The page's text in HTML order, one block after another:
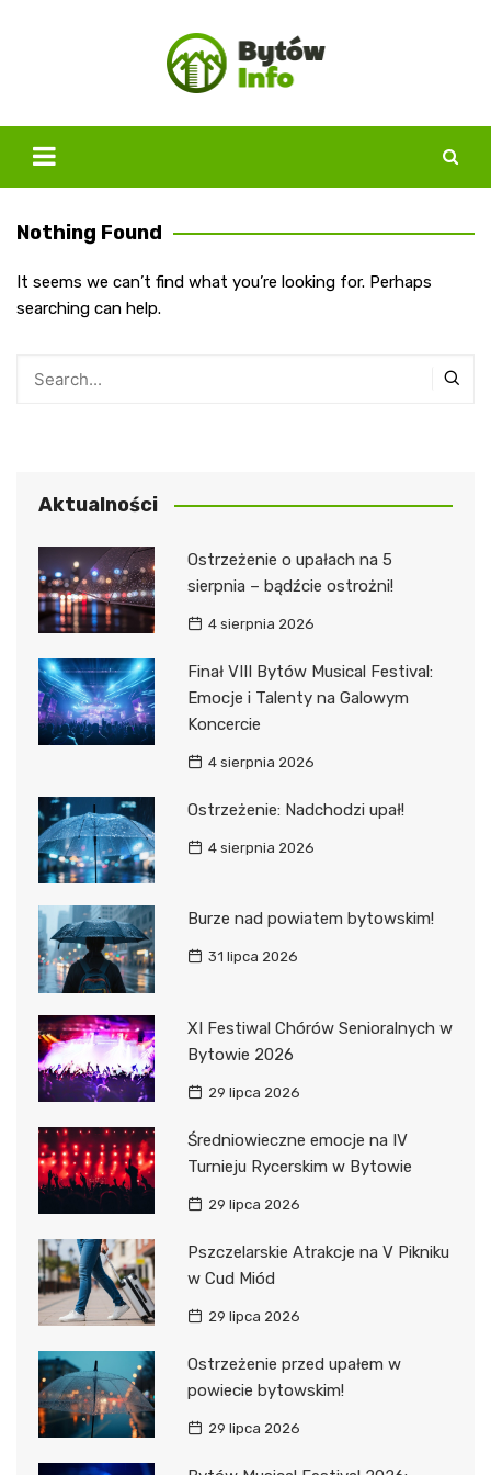
Nothing Found
It seems we can’t find what you’re looking for. Perhaps
searching can help.
Aktualności
Ostrzeżenie o upałach na 5
sierpnia – bądźcie ostrożni!
4 sierpnia 2026
Finał VIII Bytów Musical Festival:
Emocje i Talenty na Galowym
Koncercie
4 sierpnia 2026
Ostrzeżenie: Nadchodzi upał!
4 sierpnia 2026
Burze nad powiatem bytowskim!
31 lipca 2026
XI Festiwal Chórów Senioralnych w
Bytowie 2026
29 lipca 2026
Średniowieczne emocje na IV
Turnieju Rycerskim w Bytowie
29 lipca 2026
Pszczelarskie Atrakcje na V Pikniku
w Cud Miód
29 lipca 2026
Ostrzeżenie przed upałem w
powiecie bytowskim!
29 lipca 2026